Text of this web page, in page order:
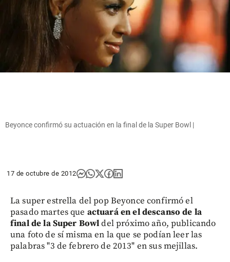
Beyonce confirmó su actuación en la final de la Super Bowl |
17 de octubre de 2012
La super estrella del pop Beyonce confirmó el
pasado martes que actuará en el descanso de la
final de la Super Bowldel próximo año, publicando
una foto de sí misma en la que se podían leer las
palabras "3 de febrero de 2013" en sus mejillas.